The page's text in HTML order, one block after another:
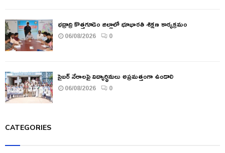
భద్రాద్రి కొత్తగూడెం జిల్లాలో భూభారతి శిక్షణ కార్యక్రమం
06/08/2026 0
సైబర్ నేరాలపై విద్యార్థినులు అప్రమత్తంగా ఉండాలి
06/08/2026 0
CATEGORIES